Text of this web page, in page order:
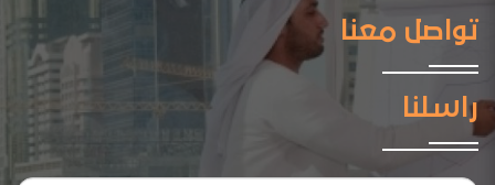
تواصل معنا
راسلنا